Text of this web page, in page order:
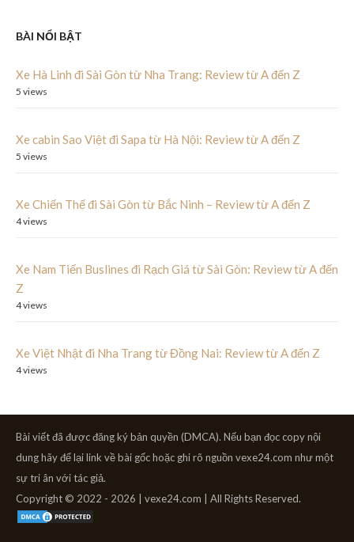
BÀI NỔI BẬT
Xe Hà Linh đi Sài Gòn từ Nha Trang: Review từ A đến Z
5 views
Xe cabin Sao Việt đi Sapa từ Hà Nội: Review từ A đến Z
5 views
Xe Chiến Thế đi Sài Gòn từ Bắc Ninh – Review từ A đến Z
4 views
Xe Nam Tiến Buslines đi Rạch Giá từ Sài Gòn: Review từ A đến
Z
4 views
Xe Việt Nhật đi Nha Trang từ Đồng Nai: Review từ A đến Z
4 views
Bài viết đã được đăng ký bản quyền (DMCA). Nếu bạn đọc copy nội
dung hãy để lại link về bài gốc hoặc ghi rõ nguồn vexe24.com như một
sự tri ân với tác giả.
Copyright © 2022 - 2026 | vexe24.com | All Rights Reserved.